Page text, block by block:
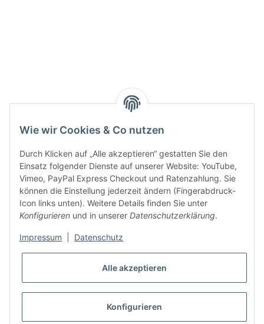
Wie wir Cookies & Co nutzen
Durch Klicken auf „Alle akzeptieren“ gestatten Sie den
Einsatz folgender Dienste auf unserer Website: YouTube,
Vimeo, PayPal Express Checkout und Ratenzahlung. Sie
können die Einstellung jederzeit ändern (Fingerabdruck-
Icon links unten). Weitere Details finden Sie unter
Konfigurieren und in unserer Datenschutzerklärung.
Impressum Datenschutz
Alle akzeptieren
Konfigurieren
Gesetzliche Informationen
* Alle Preise inkl. gesetzlicher USt., zzgl.
VERTRAG WIDERRUFEN